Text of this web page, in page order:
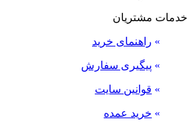
خدمات مشتریان
» راهنمای خرید
» پیگیری سفارش
» قوانین سایت
» خرید عمده